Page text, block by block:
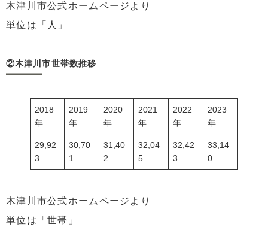
木津川市公式ホームページより
単位は「人」
②木津川市世帯数推移
2018
年
2019
年
2020
年
2021
年
2022
年
2023
年
29,92
3
30,70
1
31,40
2
32,04
5
32,42
3
33,14
0
木津川市公式ホームページより
単位は「世帯」